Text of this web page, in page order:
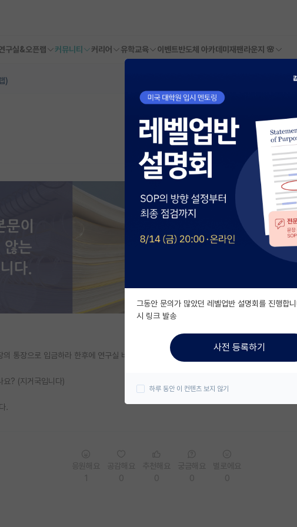
구실&오픈랩 커뮤니티 커리어 유학교육 이벤트반도체 아카데미 재팬라운지 🌸
)
통장으로 입금하라 한후에 연구실 비품으로 사용한다고 합니다.
요? (지거국입니다)
.
그동안 문의가 많았던 레벨업반 설명회를 진행합
시 링크 발송
사전 등록하기
하루 동안 이 컨텐츠 보지 않기